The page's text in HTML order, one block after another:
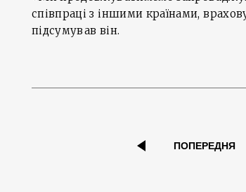
співпраці з іншими країнами,
підсумував він.
ПОПЕРЕДНЯ